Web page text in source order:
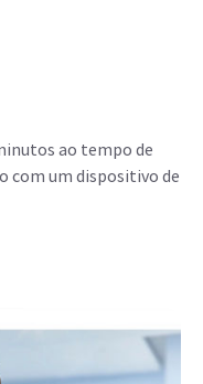
ao tempo de
com um dispositivo de